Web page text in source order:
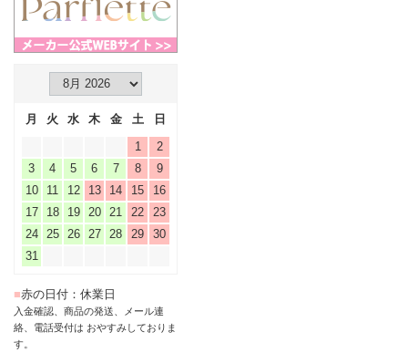
月 火 水 木 金 土
日
1
2
3
4 5 6 7 8
9
10
11 12 13 14 15
16
17
18 19 20 21 22
23
24
25 26 27 28 29
30
31
■赤の日付：休業日
入金確認、商品の発送、メール連
絡、電話受付は おやすみしておりま
す。